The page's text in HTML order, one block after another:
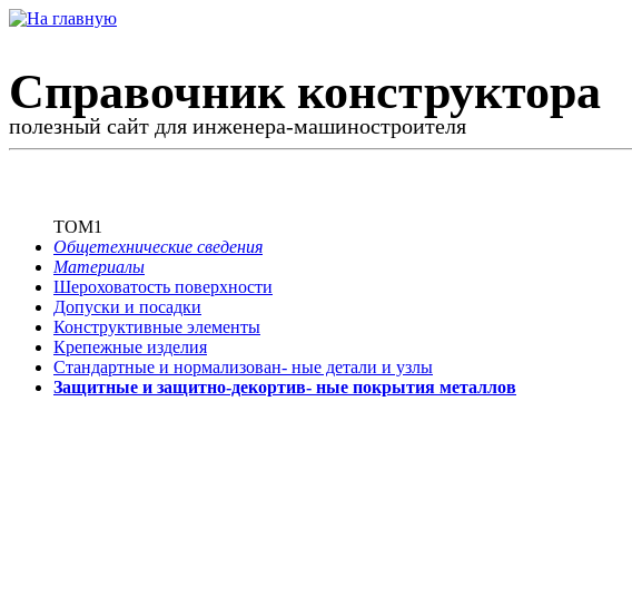
Справочник конструктора
полезный сайт для инженера-машиностроителя
ТОМ1
Общетехнические сведения
Материалы
Шероховатость поверхности
Допуски и посадки
Конструктивные элементы
Крепежные изделия
Стандартные и нормализован- ные детали и узлы
Защитные и защитно-декортив- ные покрытия металлов